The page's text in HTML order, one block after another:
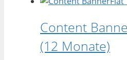
Content
(12 Monate)